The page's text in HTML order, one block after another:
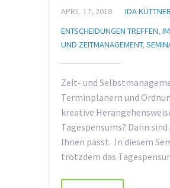
APRIL 17, 2018
IDA
ENTSCHEIDUNGEN TREFFEN,
UND ZEITMANAGEMENT,
Zeit- und
Terminplanern und
kreative
Tagespensums? Dann
Ihnen passt. In diesem
trotzdem das